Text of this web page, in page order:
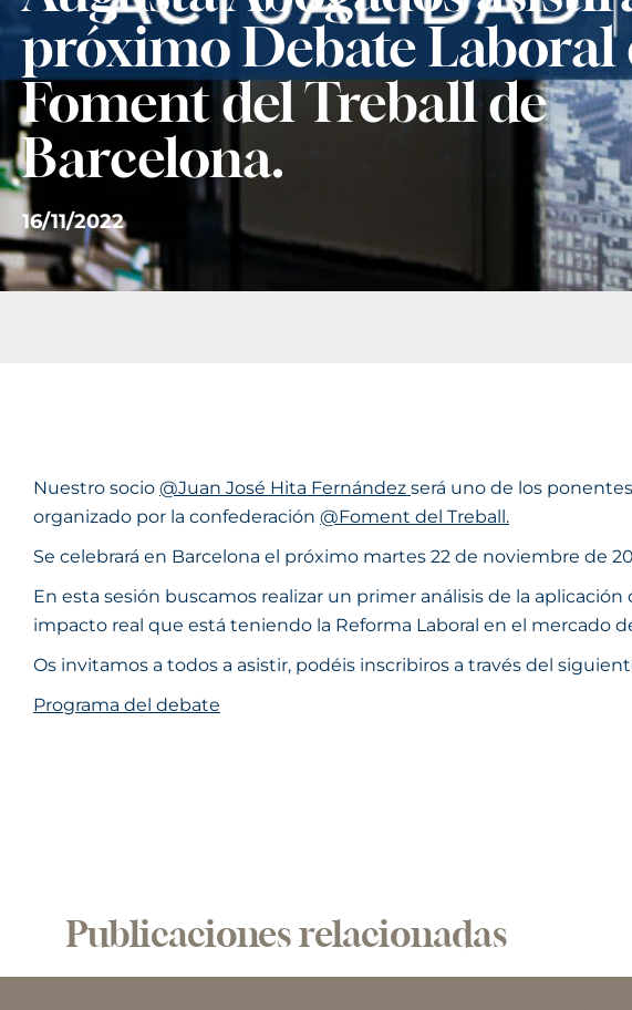
próximo Debate Laboral
Foment del Treball de
Barcelona.
16/11/2022
Nuestro socio @Juan José Hita Fernández será uno de los
organizado por la confederación @Foment del Treball.
Se celebrará en Barcelona el próximo martes 22 de noviembre de
En esta sesión buscamos realizar un primer análisis de la
impacto real que está teniendo la Reforma Laboral en el mercado
Os invitamos a todos a asistir, podéis inscribiros a través del
Programa del debate
Publicaciones relacionadas